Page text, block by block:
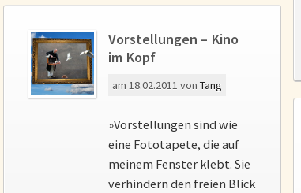
Vorstellungen – Kino
im Kopf
am18.02.2011 vonTang
»Vorstellungen sind wie
eine Fototapete, die auf
meinem Fenster klebt. Sie
verhindern den freien Blick